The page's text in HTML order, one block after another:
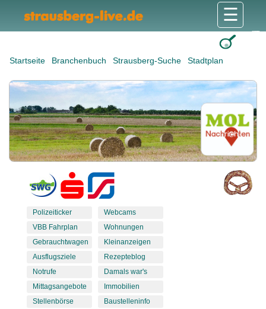
Startseite Branchenbuch Strausberg-Suche Stadtplan
☰
Polizeiticker
VBB Fahrplan
Gebrauchtwagen
Ausflugsziele
Notrufe
Mittagsangebote
Stellenbörse
Webcams
Wohnungen
Kleinanzeigen
Rezepteblog
Damals war's
Immobilien
Baustelleninfo